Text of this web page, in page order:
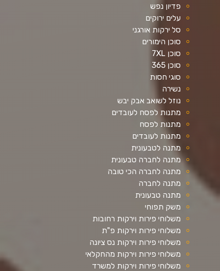
פדיון נפש
עלים ירוקים
סל ירקות אורגני
סוכן הימורים
סוכן 7XL
סוכן 365
סוגי חסות
נשירה
נוזל לשואב אבק יבש
מתנות לפסח לעובדים
מתנות לפסח
מתנות לעובדים
מתנה לטבעונית
מתנה לחברה טבעונית
מתנה לחברה הכי טובה
מתנה לחברה
מתנה טבעונית
משק תפוחי
משלוחי פירות וירקות רחובות
משלוחי פירות וירקות פ"ת
משלוחי פירות וירקות נס ציונה
משלוחי פירות וירקות מהחקלאי
משלוחי פירות וירקות למשרד